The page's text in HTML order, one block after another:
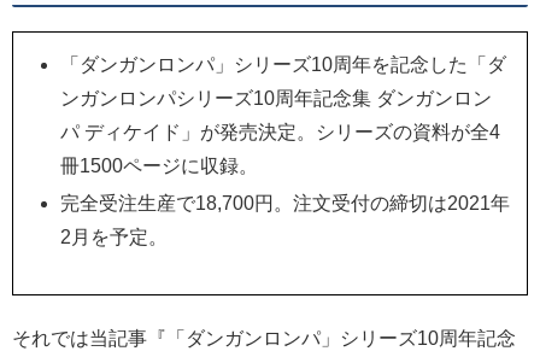
「ダンガンロンパ」シリーズ10周年を記念した「ダ
ンガンロンパシリーズ10周年記念集 ダンガンロン
パ ディケイド」が発売決定。シリーズの資料が全4
冊1500ページに収録。
完全受注生産で18,700円。注文受付の締切は2021年
2月を予定。
それでは当記事『「ダンガンロンパ」シリーズ10周年記念